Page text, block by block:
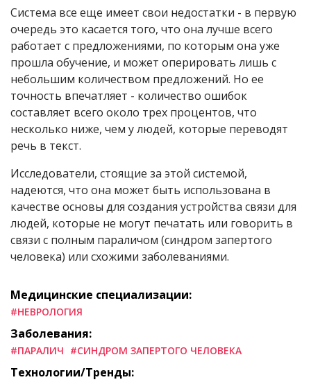
Система все еще имеет свои недостатки - в первую
очередь это касается того, что она лучше всего
работает с предложениями, по которым она уже
прошла обучение, и может оперировать лишь с
небольшим количеством предложений. Но ее
точность впечатляет - количество ошибок
составляет всего около трех процентов, что
несколько ниже, чем у людей, которые переводят
речь в текст.
Исследователи, стоящие за этой системой,
надеются, что она может быть использована в
качестве основы для создания устройства связи для
людей, которые не могут печатать или говорить в
связи с полным параличом (синдром запертого
человека) или схожими заболеваниями.
Медицинские специализации:
#НЕВРОЛОГИЯ
Заболевания:
#ПАРАЛИЧ #СИНДРОМ ЗАПЕРТОГО ЧЕЛОВЕКА
Технологии/Тренды: